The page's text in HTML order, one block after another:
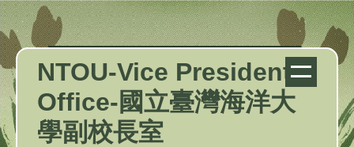
跳
到
主
要
內
容
區
NTOU-Vice President
Office-國立臺灣海洋大
學副校長室